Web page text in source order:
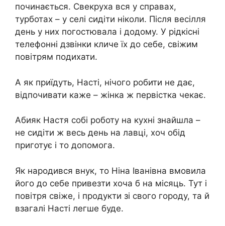
починається. Свекруха вся у справах,
турботах – у селі сидіти ніколи. Після весілля
день у них погостювала і додому. У рідкісні
телефонні дзвінки кличе їх до себе, свіжим
повітрям подихати.
А як приїдуть, Насті, нічого робити не дає,
відпочивати каже – жінка ж первістка чекає.
Абияк Настя собі роботу на кухні знайшла –
не сидіти ж весь день на лавці, хоч обід
приготує і то допомога.
Як народився внук, то Ніна Іванівна вмовила
його до себе привезти хоча б на місяць. Тут і
повітря свіже, і продукти зі свого городу, та й
взагалі Насті легше буде.